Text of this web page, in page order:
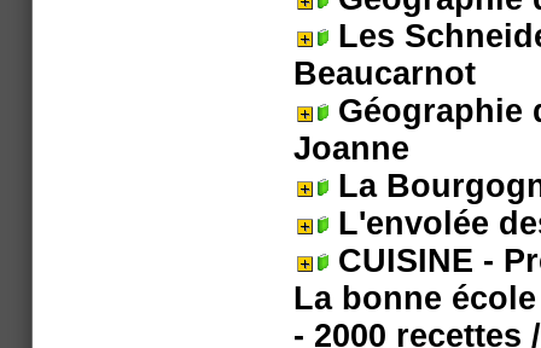
Les
Beaucarnot
Géographie
Joanne
La
L'envolée
CUISINE -
La bonne
- 2000 recettes